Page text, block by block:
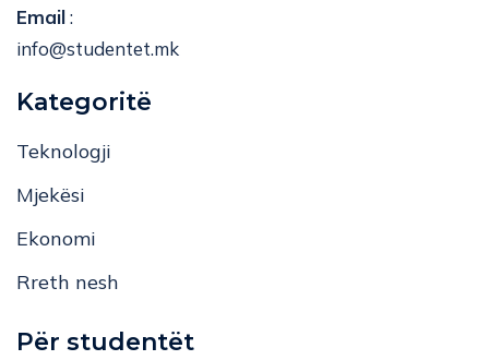
Email:
info@studentet.mk
Kategoritë
Teknologji
Mjekësi
Ekonomi
Rreth nesh
Për studentët